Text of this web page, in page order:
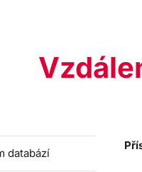
databází